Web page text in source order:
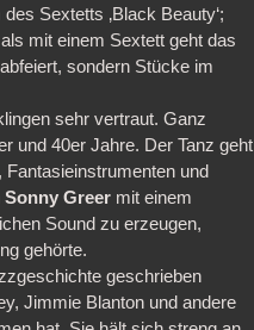
Sextetts ‚Black Beauty‘;
mit einem Sextett geht das
sondern Stücke im
sehr vertraut. Ganz
und 40er Jahre. Der Tanz geht
und
Sonny Greer mit einem
Sound zu erzeugen,
gehörte.
geschrieben
Jimmie Blanton und andere